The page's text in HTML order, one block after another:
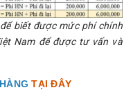
biết được mức phí chính
Nam để được tư vấn và
TẠI ĐÂY